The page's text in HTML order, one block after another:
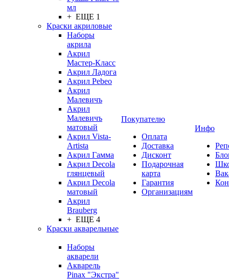
мл
+ ЕЩЕ 1
Краски акриловые
Наборы
акрила
Акрил
Мастер-Класс
Акрил Ладога
Акрил Pebeo
Акрил
Малевичъ
Акрил
Малевичъ
матовый
Акрил Vista-
Artista
Акрил Гамма
Акрил Decola
глянцевый
Акрил Decola
матовый
Акрил
Brauberg
+ ЕЩЕ 4
Краски акварельные
Наборы
акварели
Акварель
Pinax "Экстра"
Покупателю
Оплата
Доставка
Дисконт
Подарочная
карта
Гарантия
Организациям
Инфо